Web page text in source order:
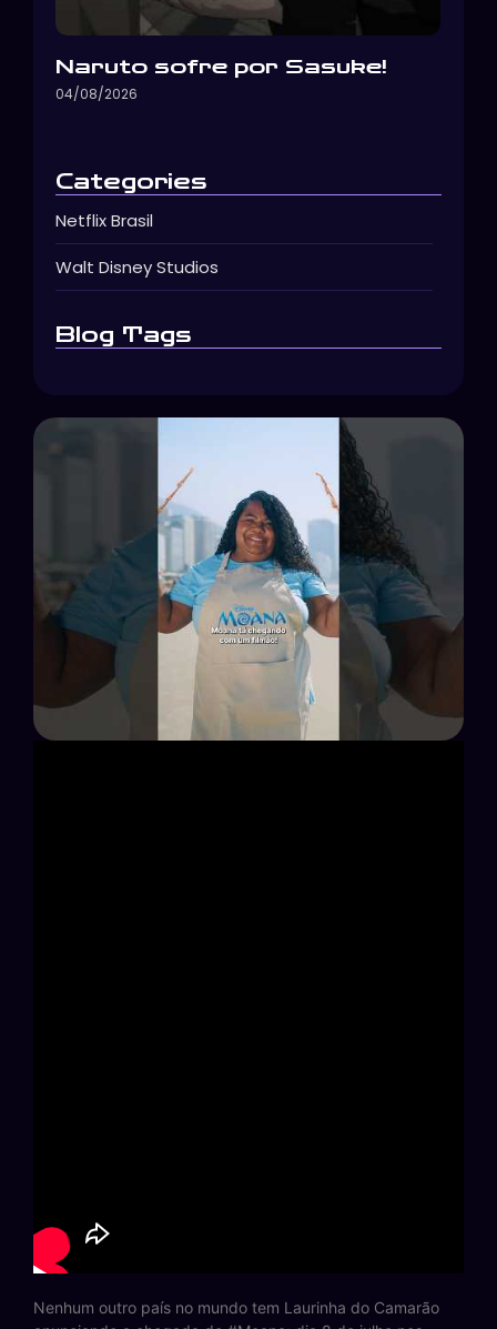
Naruto sofre por Sasuke!
04/08/2026
Categories
Netflix Brasil
Walt Disney Studios
Blog Tags
Nenhum outro país no mundo tem Laurinha do Camarão